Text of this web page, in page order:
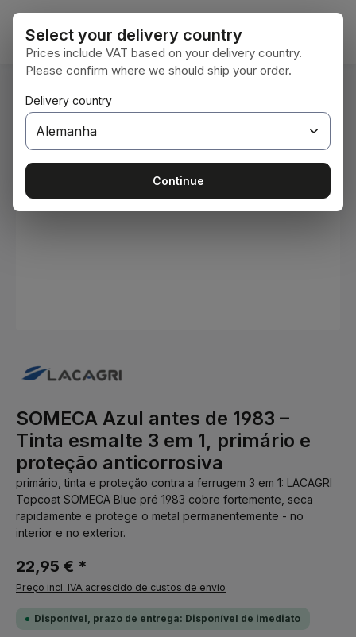
Ir para o conteúdo principal
Você está aqui: Home
SOMECA Azul antes de 1983 –
Tinta esmalte 3 em 1, primário e
proteção anticorrosiva
primário, tinta e proteção contra a ferrugem 3 em 1: LACAGRI
Topcoat SOMECA Blue pré 1983 cobre fortemente, seca
rapidamente e protege o metal permanentemente - no
interior e no exterior.
22,95 € *
Preço incl. IVA acrescido de custos de envio
Disponível, prazo de entrega: Disponível de imediato
Select your delivery country
Prices include VAT based on your delivery country.
Please confirm where we should ship your order.
Delivery country
Continue